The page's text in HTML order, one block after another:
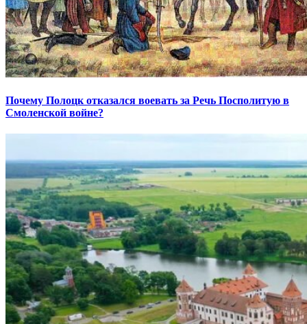
Почему Полоцк отказался воевать за Речь Посполитую в
Смоленской войне?